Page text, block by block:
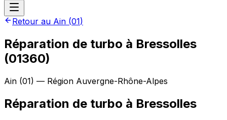
Retour au Ain (01)
Réparation de turbo à Bressolles
(01360)
Ain (01) — Région Auvergne-Rhône-Alpes
Réparation de turbo à Bressolles